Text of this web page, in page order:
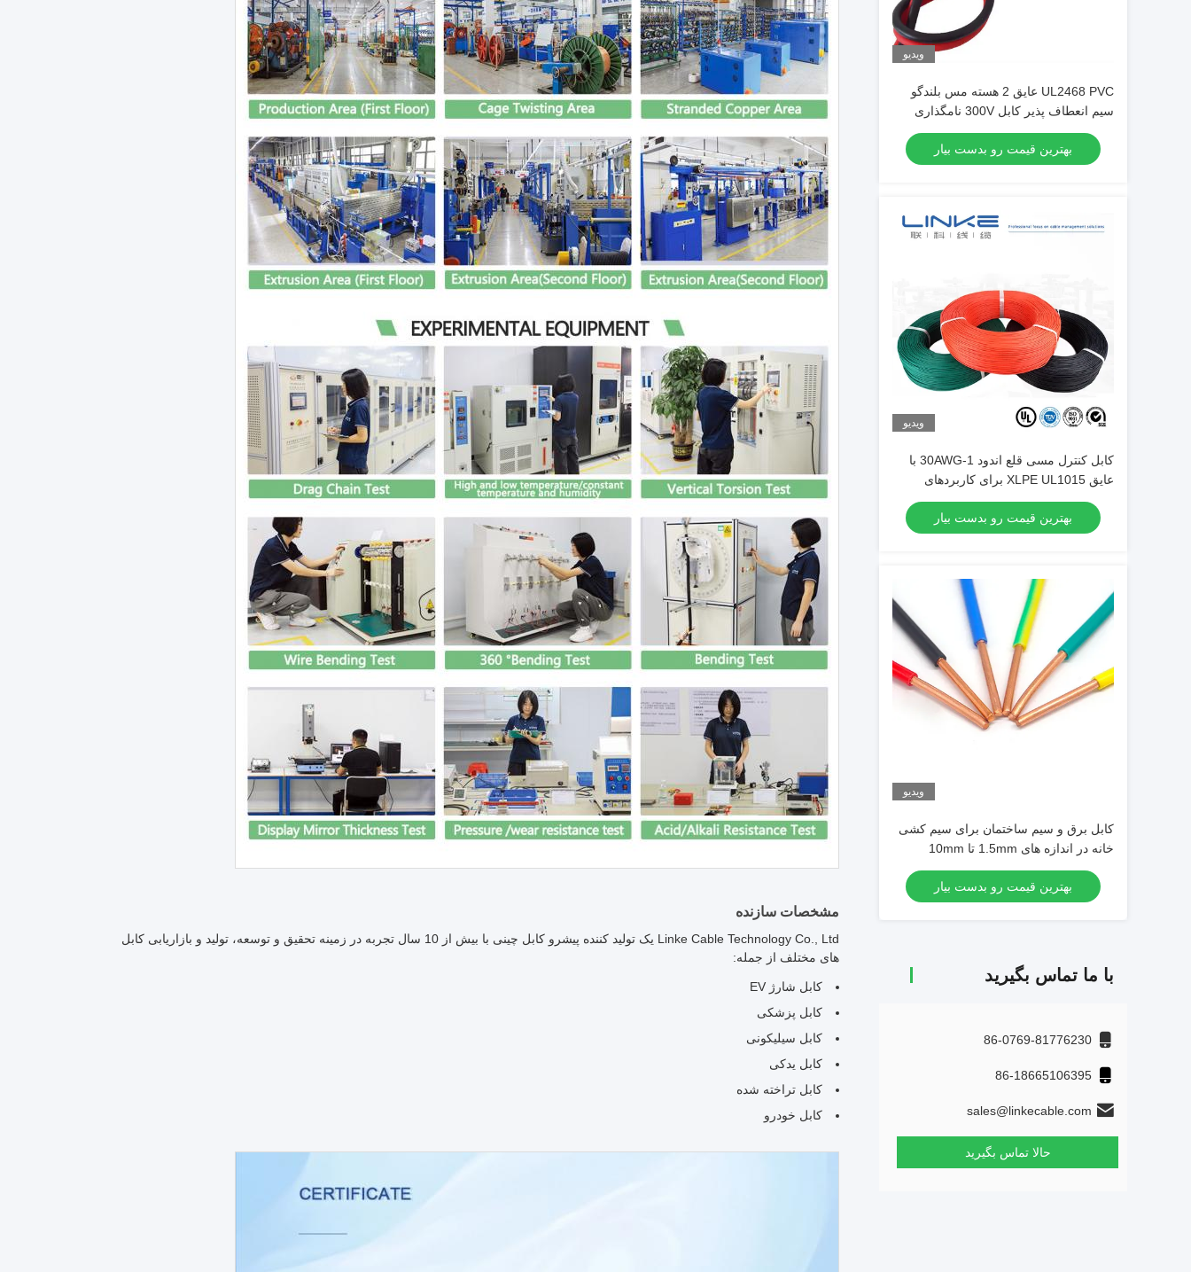
ویدیو
UL2468 PVC عایق 2 هسته مس بلندگو
سیم انعطاف پذیر کابل 300V نامگذاری
بهترین قیمت رو بدست بیار
ویدیو
کابل کنترل مسی قلع اندود 1-30AWG با
عایق XLPE UL1015 برای کاربردهای
صنعتی
بهترین قیمت رو بدست بیار
ویدیو
کابل برق و سیم ساختمان برای سیم کشی
خانه در اندازه های 1.5mm تا 10mm
بهترین قیمت رو بدست بیار
با ما تماس بگیرید
86-0769-81776230
86-18665106395
sales@linkecable.com
حالا تماس بگیرید
مشخصات سازنده
Linke Cable Technology Co., Ltd یک تولید کننده پیشرو کابل چینی با بیش از 10 سال تجربه در زمینه تحقیق و توسعه، تولید و بازاریابی کابل
های مختلف از جمله:
کابل شارژ EV
کابل پزشکی
کابل سیلیکونی
کابل یدکی
کابل تراخته شده
کابل خودرو